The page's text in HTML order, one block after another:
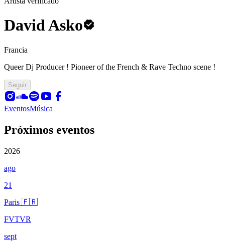
David Asko
Francia
Queer Dj Producer ! Pioneer of the French & Rave Techno scene !
Seguir
EventosMúsica
Próximos eventos
2026
ago
21
Paris 🇫🇷
FVTVR
sept